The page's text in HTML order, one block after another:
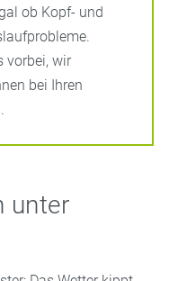
ob Kopf- und
vorbei, wir
bei Ihren
unter